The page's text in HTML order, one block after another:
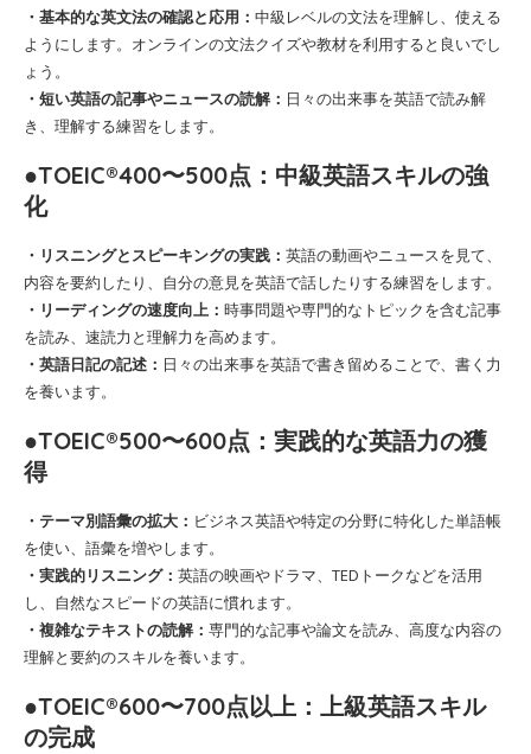
・基本的な英文法の確認と応用： 中級レベルの文法を理解し、使える
ようにします。オンラインの文法クイズや教材を利用すると良いでし
ょう。
・短い英語の記事やニュースの読解： 日々の出来事を英語で読み解
き、理解する練習をします。
●TOEIC®400〜500点：中級英語スキルの強
化
・リスニングとスピーキングの実践： 英語の動画やニュースを見て、
内容を要約したり、自分の意見を英語で話したりする練習をします。
・リーディングの速度向上： 時事問題や専門的なトピックを含む記事
を読み、速読力と理解力を高めます。
・英語日記の記述： 日々の出来事を英語で書き留めることで、書く力
を養います。
●TOEIC®500〜600点：実践的な英語力の獲
得
・テーマ別語彙の拡大： ビジネス英語や特定の分野に特化した単語帳
を使い、語彙を増やします。
・実践的リスニング： 英語の映画やドラマ、TEDトークなどを活用
し、自然なスピードの英語に慣れます。
・複雑なテキストの読解： 専門的な記事や論文を読み、高度な内容の
理解と要約のスキルを養います。
●TOEIC®600〜700点以上：上級英語スキル
の完成